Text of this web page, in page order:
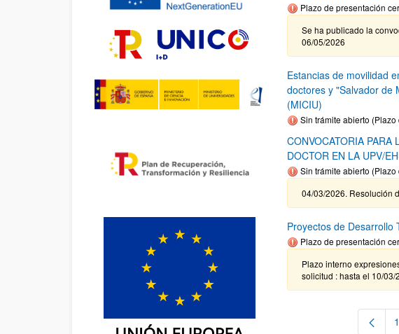
Plazo de presentación
Se ha publicado la
06/05/2026
Estancias de movilidad
doctores y "Salvador de
(MICIU)
Sin trámite abierto
CONVOCATORIA PARA
DOCTOR EN LA UPV/
Sin trámite abierto
04/03/2026. Resolución
Proyectos de Desarrollo
Plazo de presentación
Plazo interno
solicitud : hasta el 10/03/
1